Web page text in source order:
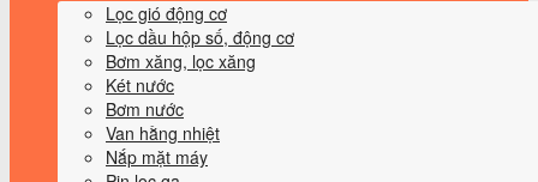
Lọc gió động cơ
Lọc dầu hộp số, động cơ
Bơm xăng, lọc xăng
Két nước
Bơm nước
Van hằng nhiệt
Nắp mặt máy